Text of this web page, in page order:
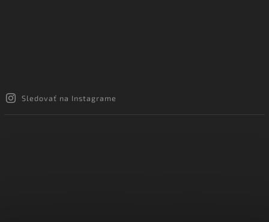
Sledovať na Instagrame